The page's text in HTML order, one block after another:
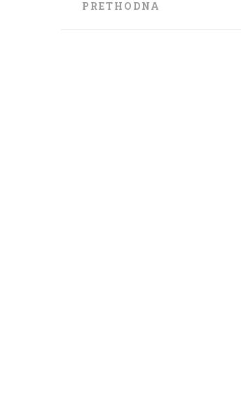
navigation
PRETHODNA